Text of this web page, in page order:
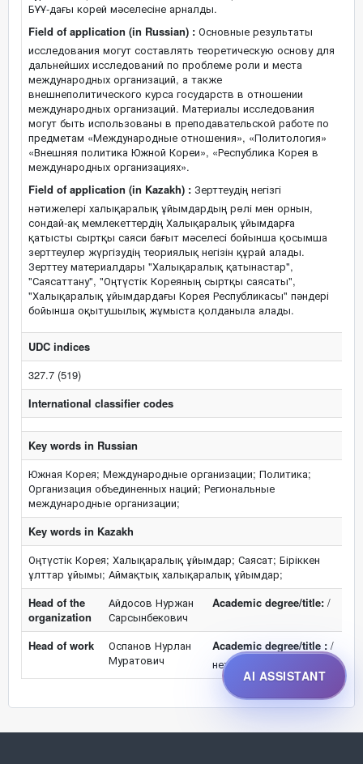
БҰҰ-дағы корей мәселесіне арналды.
Field of application (in Russian) : Основные результаты
исследования могут составлять теоретическую основу для
дальнейших исследований по проблеме роли и места
международных организаций, а также
внешнеполитического курса государств в отношении
международных организаций. Материалы исследования
могут быть использованы в преподавательской работе по
предметам «Международные отношения», «Политология»
«Внешняя политика Южной Кореи», «Республика Корея в
международных организациях».
Field of application (in Kazakh) : Зерттеудің негізгі
нәтижелері халықаралық ұйымдардың рөлі мен орнын,
сондай-ақ мемлекеттердің Халықаралық ұйымдарға
қатысты сыртқы саяси бағыт мәселесі бойынша қосымша
зерттеулер жүргізудің теориялық негізін құрай алады.
Зерттеу материалдары "Халықаралық қатынастар",
"Саясаттану", "Оңтүстік Кореяның сыртқы саясаты",
"Халықаралық ұйымдардағы Корея Республикасы" пәндері
бойынша оқытушылық жұмыста қолданыла алады.
UDC indices
327.7 (519)
International classifier codes
Key words in Russian
Южная Корея; Международные организации; Политика;
Организация объединенных наций; Региональные
международные организации;
Key words in Kazakh
Оңтүстік Корея; Халықаралық ұйымдар; Саясат; Біріккен
ұлттар ұйымы; Аймақтық халықаралық ұйымдар;
Head of the
organization
Айдосов Нуржан
Сарсынбекович
Academic degree/title: /
Head of work
Оспанов Нурлан
Муратович
Academic degree/title : /
нет ученого звания
AI ASSISTANT